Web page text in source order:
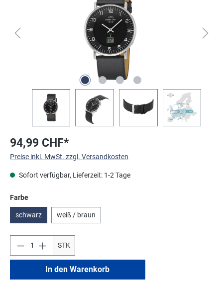
94,99 CHF*
Preise inkl. MwSt. zzgl. Versandkosten
Sofort verfügbar, Lieferzeit: 1-2 Tage
Farbeauswählen
schwarz weiß / braun
STK
In den Warenkorb